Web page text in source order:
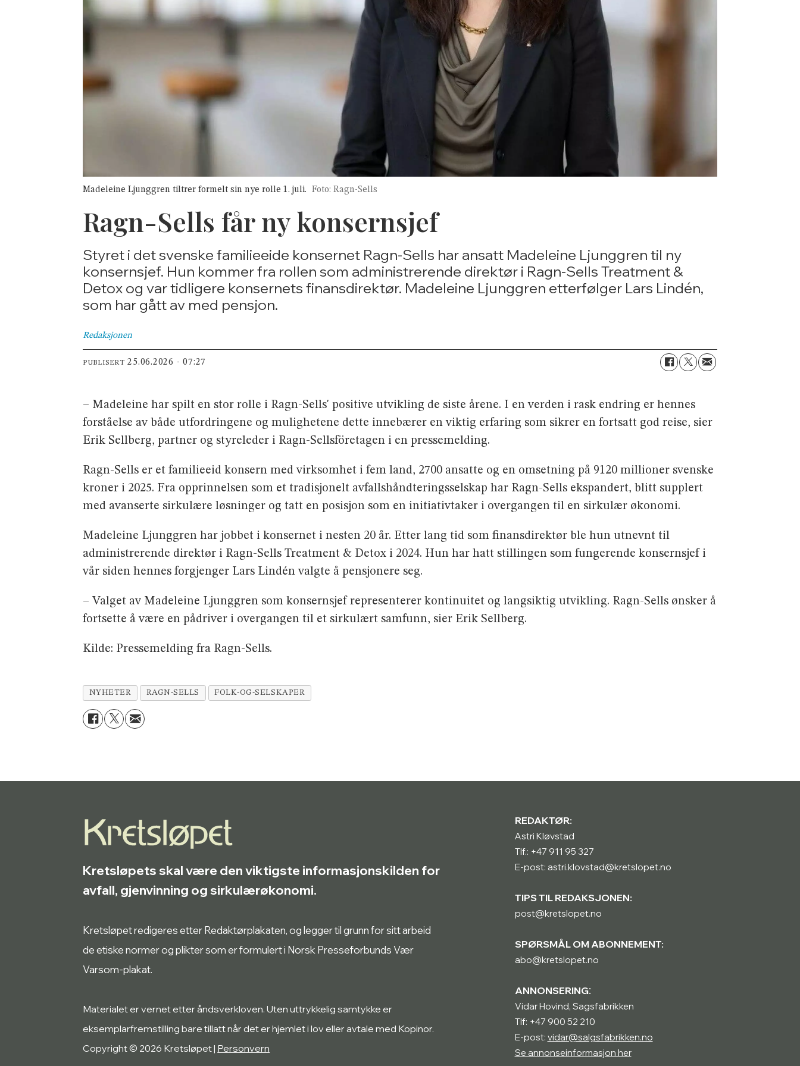
Madeleine Ljunggren tiltrer formelt sin nye rolle 1. juli. Foto: Ragn-Sells
Ragn-Sells får ny konsernsjef
Styret i det svenske familieeide konsernet Ragn-Sells har ansatt Madeleine Ljunggren til ny
konsernsjef. Hun kommer fra rollen som administrerende direktør i Ragn-Sells Treatment &
Detox og var tidligere konsernets finansdirektør. Madeleine Ljunggren etterfølger Lars Lindén,
som har gått av med pensjon.
Redaksjonen
PUBLISERT 25.06.2026 - 07:27
– Madeleine har spilt en stor rolle i Ragn-Sells' positive utvikling de siste årene. I en verden i rask endring er hennes
forståelse av både utfordringene og mulighetene dette innebærer en viktig erfaring som sikrer en fortsatt god reise, sier
Erik Sellberg, partner og styreleder i Ragn-Sellsföretagen i en pressemelding.
Ragn-Sells er et familieeid konsern med virksomhet i fem land, 2700 ansatte og en omsetning på 9120 millioner svenske
kroner i 2025. Fra opprinnelsen som et tradisjonelt avfallshåndteringsselskap har Ragn-Sells ekspandert, blitt supplert
med avanserte sirkulære løsninger og tatt en posisjon som en initiativtaker i overgangen til en sirkulær økonomi.
Madeleine Ljunggren har jobbet i konsernet i nesten 20 år. Etter lang tid som finansdirektør ble hun utnevnt til
administrerende direktør i Ragn-Sells Treatment & Detox i 2024. Hun har hatt stillingen som fungerende konsernsjef i
vår siden hennes forgjenger Lars Lindén valgte å pensjonere seg.
– Valget av Madeleine Ljunggren som konsernsjef representerer kontinuitet og langsiktig utvikling. Ragn-Sells ønsker å
fortsette å være en pådriver i overgangen til et sirkulært samfunn, sier Erik Sellberg.
Kilde: Pressemelding fra Ragn-Sells.
NYHETER RAGN-SELLS FOLK-OG-SELSKAPER
Kretsløpets skal være den viktigste informasjonskilden for
avfall, gjenvinning og sirkulærøkonomi.
Kretsløpet redigeres etter Redaktørplakaten, og legger til grunn for sitt arbeid
de etiske normer og plikter som er formulert i Norsk Presseforbunds Vær
Varsom-plakat.
Materialet er vernet etter åndsverkloven. Uten uttrykkelig samtykke er
eksemplarfremstilling bare tillatt når det er hjemlet i lov eller avtale med Kopinor.
Copyright © 2026 Kretsløpet | Personvern
REDAKTØR:
Astri Kløvstad
Tlf.: +47 911 95 327
E-post: astri.klovstad@kretslopet.no
TIPS TIL REDAKSJONEN:
post@kretslopet.no
SPØRSMÅL OM ABONNEMENT:
abo@kretslopet.no
ANNONSERING:
Vidar Hovind, Sagsfabrikken
Tlf: +47 900 52 210
E-post: vidar@salgsfabrikken.no
Se annonseinformasjon her